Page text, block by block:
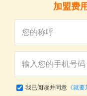
加盟费
我已阅读并同意《就要